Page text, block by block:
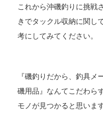
これから沖磯釣りに挑戦
きでタックル収納に関し
考にしてみてください。
『磯釣りだから、釣具
磯用品』なんてこだわら
モノが見つかると思います